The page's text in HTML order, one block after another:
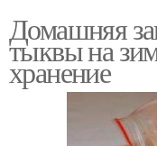
Домашняя
тыквы на
хранение